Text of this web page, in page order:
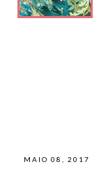
MAIO 08, 2017